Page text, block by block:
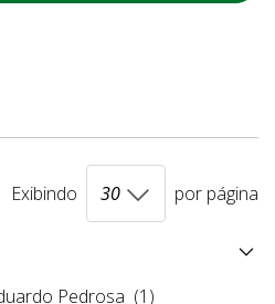
Exibindo por página
Pedrosa (1)